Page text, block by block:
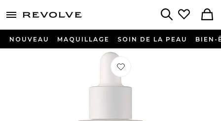
menu - shows more content
NOUVEAU MAQUILLAGE SOIN DE LA PEAU BIEN-
Préféré SÉRUM VISAGE